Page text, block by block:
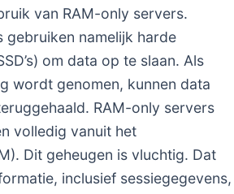
van RAM-only servers.
gebruiken namelijk harde
om data op te slaan. Als
wordt genomen, kunnen data
RAM-only servers
volledig vanuit het
Dit geheugen is vluchtig. Dat
inclusief sessiegegevens,